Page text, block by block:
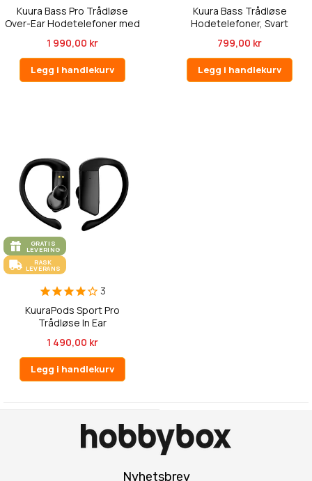
Kuura Bass Pro Trådløse
Over-Ear Hodetelefoner med
1 990,00 kr
Legg i handlekurv
Kuura Bass Trådløse
Hodetelefoner, Svart
799,00 kr
Legg i handlekurv
GRATIS
LEVERING
RASK
LEVERANS
3
KuuraPods Sport Pro
Trådløse In Ear
1 490,00 kr
Legg i handlekurv
Nyhetsbrev